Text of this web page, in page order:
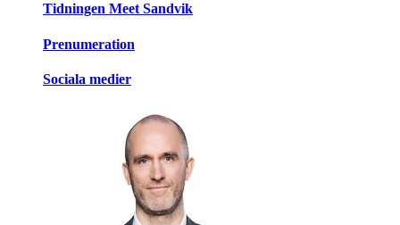
Tidningen Meet Sandvik
Prenumeration
Sociala medier